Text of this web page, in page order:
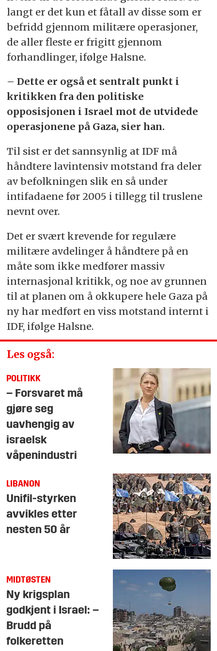
langt er det kun et fåtall av disse som er
befridd gjennom militære operasjoner,
de aller fleste er frigitt gjennom
forhandlinger, ifølge Halsne.
– Dette er også et sentralt punkt i
kritikken fra den politiske
opposisjonen i Israel mot de utvidede
operasjonene på Gaza, sier han.
Til sist er det sannsynlig at IDF må
håndtere lavintensiv motstand fra deler
av befolkningen slik en så under
intifadaene før 2005 i tillegg til truslene
nevnt over.
Det er svært krevende for regulære
militære avdelinger å håndtere på en
måte som ikke medfører massiv
internasjonal kritikk, og noe av grunnen
til at planen om å okkupere hele Gaza på
ny har medført en viss motstand internt i
IDF, ifølge Halsne.
Les også:
POLITIKK
– Forsvaret må
gjøre seg
uavhengig av
israelsk
våpenindustri
LIBANON
Unifil-styrken
avvikles etter
nesten 50 år
MIDTØSTEN
Ny krigsplan
godkjent i Israel: –
Brudd på
folkeretten